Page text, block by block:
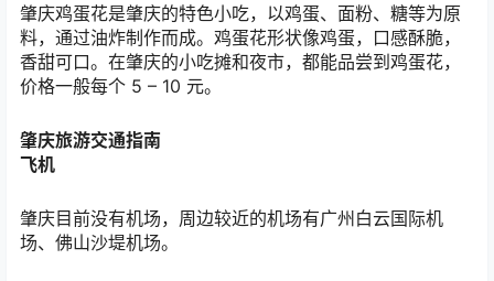
肇庆鸡蛋花是肇庆的特色小吃，以鸡蛋、面粉、糖等为原
料，通过油炸制作而成。鸡蛋花形状像鸡蛋，口感酥脆，
香甜可口。在肇庆的小吃摊和夜市，都能品尝到鸡蛋花，
价格一般每个 5 – 10 元。
肇庆旅游交通指南
飞机
肇庆目前没有机场，周边较近的机场有广州白云国际机
场、佛山沙堤机场。